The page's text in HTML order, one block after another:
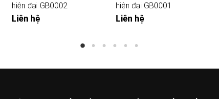
hiện đại GB0002
Liên hệ
hiện đại GB0001
Liên hệ